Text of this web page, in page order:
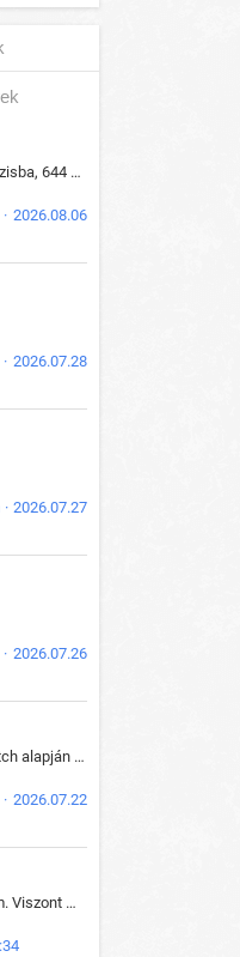
149 új BG lap került be az adatbázisba, 644 db meglévő BG lap módosult, bekerültek az új képek a megváltozott lapokhoz is.
2026.08.06
2026.07.28
2026.07.27
2026.07.26
Kártya változások a 36.0.3-as patch alapján frissítve az adatbázisban (képek is cserélve).
2026.07.22
Amióta bejött, csak ezzel játszom. Viszont mint minden más - akár az alapjáték is, ez is baromira összetett lett. Néha már pár kör után is esélytelen az egész. Vagy irreállisan túltápol valaki, vagy lelép a partner, vagy csak hülye mint a segg. És amikor eljönne az én időm, na akkor jön el mindenki másé is. Engem jobban érdekelne, hogy ki milyen ratingen szokott játszani. Na ez lenne egy érdekes adat.